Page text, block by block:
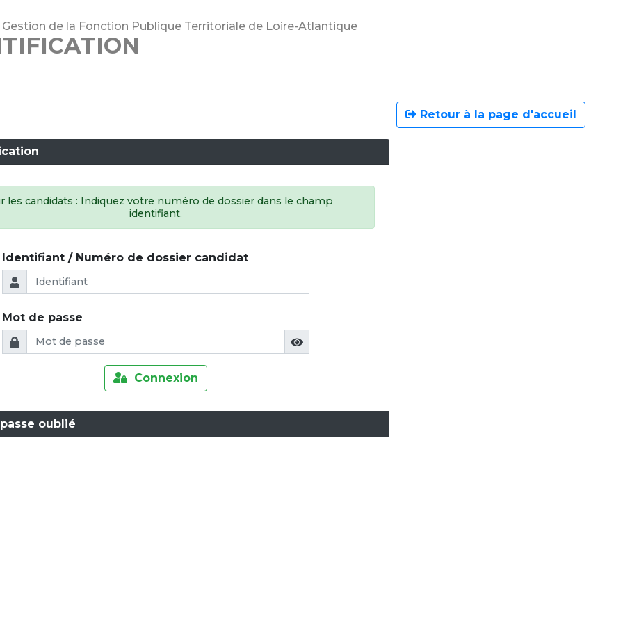
Gestion de la Fonction Publique Territoriale de Loire-Atlantique
Retour à la page d'accueil
les candidats : Indiquez votre numéro de dossier dans le champ
identifiant.
Identifiant / Numéro de dossier candidat
Mot de passe
Connexion
oublié